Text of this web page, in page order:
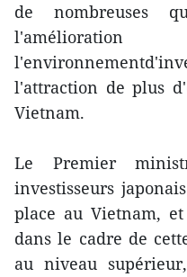
de nombreuses
l'attraction de plus
Vietnam.
Le Premier
investisseurs
place au Vietnam,
dans le cadre de
au niveau